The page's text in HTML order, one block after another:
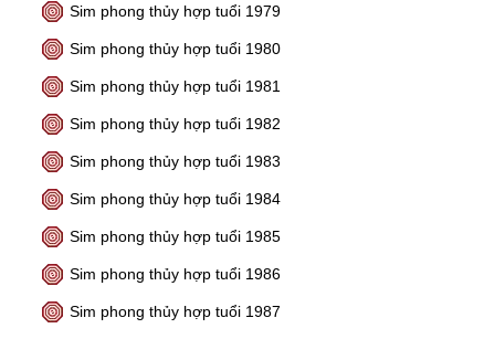
Sim phong thủy hợp tuổi 1979
Sim phong thủy hợp tuổi 1980
Sim phong thủy hợp tuổi 1981
Sim phong thủy hợp tuổi 1982
Sim phong thủy hợp tuổi 1983
Sim phong thủy hợp tuổi 1984
Sim phong thủy hợp tuổi 1985
Sim phong thủy hợp tuổi 1986
Sim phong thủy hợp tuổi 1987